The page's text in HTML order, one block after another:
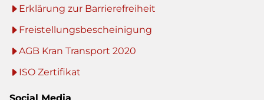
Erklärung zur Barrierefreiheit
Freistellungsbescheinigung
AGB Kran Transport 2020
ISO Zertifikat